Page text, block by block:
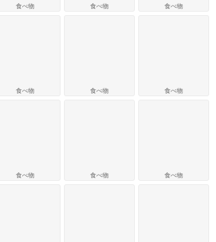
食べ物
食べ物
食べ物
食べ物
食べ物
食べ物
食べ物
食べ物
食べ物